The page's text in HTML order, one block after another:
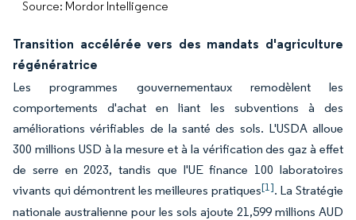
Source: Mordor Intelligence
Transition accélérée vers des mandats d'agriculture
régénératrice
Les programmes gouvernementaux remodèlent les
comportements d'achat en liant les subventions à des
améliorations vérifiables de la santé des sols. L'USDA alloue
300 millions USD à la mesure et à la vérification des gaz à effet
de serre en 2023, tandis que l'UE finance 100 laboratoires
vivants qui démontrent les meilleures pratiques[1]. La Stratégie
nationale australienne pour les sols ajoute 21,599 millions AUD